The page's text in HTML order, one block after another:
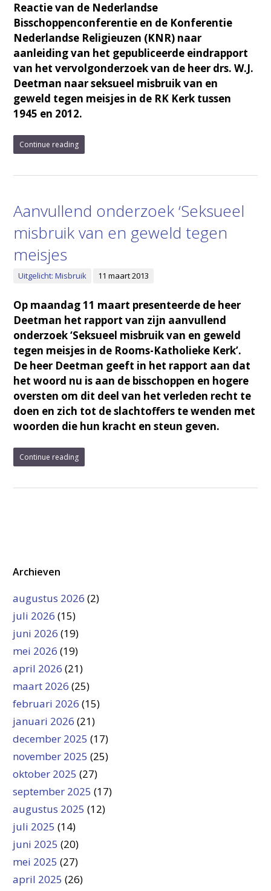
Reactie van de Nederlandse
Bisschoppenconferentie en de Konferentie
Nederlandse Religieuzen (KNR) naar
aanleiding van het gepubliceerde eindrapport
van het vervolgonderzoek van de heer drs. W.J.
Deetman naar seksueel misbruik van en
geweld tegen meisjes in de RK Kerk tussen
1945 en 2012.
Continue reading
Aanvullend onderzoek ‘Seksueel
misbruik van en geweld tegen
meisjes
Uitgelicht: Misbruik 11 maart 2013
Op maandag 11 maart presenteerde de heer
Deetman het rapport van zijn aanvullend
onderzoek ‘Seksueel misbruik van en geweld
tegen meisjes in de Rooms-Katholieke Kerk’.
De heer Deetman geeft in het rapport aan dat
het woord nu is aan de bisschoppen en hogere
oversten om dit deel van het verleden recht te
doen en zich tot de slachtoffers te wenden met
woorden die hun kracht en steun geven.
Continue reading
Archieven
augustus 2026 (2)
juli 2026 (15)
juni 2026 (19)
mei 2026 (19)
april 2026 (21)
maart 2026 (25)
februari 2026 (15)
januari 2026 (21)
december 2025 (17)
november 2025 (25)
oktober 2025 (27)
september 2025 (17)
augustus 2025 (12)
juli 2025 (14)
juni 2025 (20)
mei 2025 (27)
april 2025 (26)